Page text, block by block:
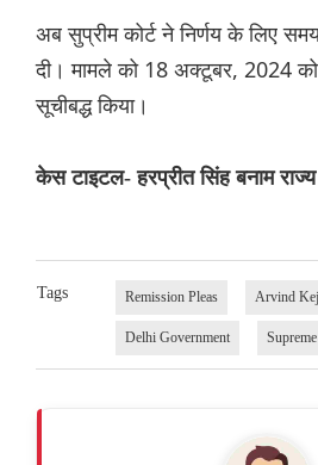
अब सुप्रीम कोर्ट ने निर्णय के लिए
दी। मामले को 18 अक्टूबर, 2024
सूचीबद्ध किया।
केस टाइटल- हरप्रीत सिंह बनाम
Tags Remission Pleas Arvind
Delhi Government